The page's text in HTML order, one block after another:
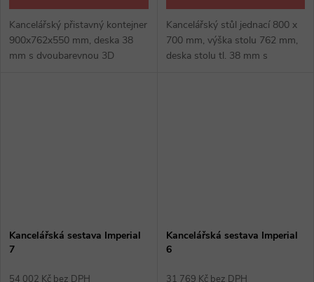
Kancelářský přistavný kontejner
900x762x550 mm, deska 38
mm s dvoubarevnou 3D
Kancelářský stůl jednací 800 x
700 mm, výška stolu 762 mm,
deska stolu tl. 38 mm s
Kancelářská sestava Imperial
7
54 002 Kč bez DPH
Kancelářská sestava Imperial
6
31 769 Kč bez DPH